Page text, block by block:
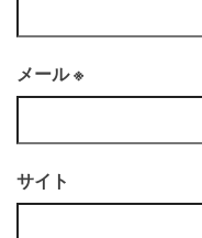
メール※
サイト